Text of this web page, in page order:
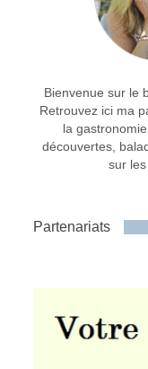
Bienvenue sur le
Retrouvez ici ma
la
découvertes,
sur
Partenariats